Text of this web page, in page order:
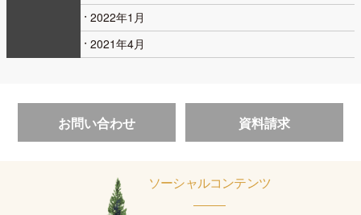
2022年1月
2021年4月
お問い合わせ 資料請求
ソーシャルコンテンツ